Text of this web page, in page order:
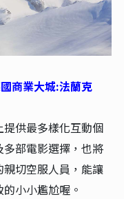
商業大城:法蘭克
供最多樣化互動個
部電影選擇，也將
切空服人員，能讓
小小尷尬喔。